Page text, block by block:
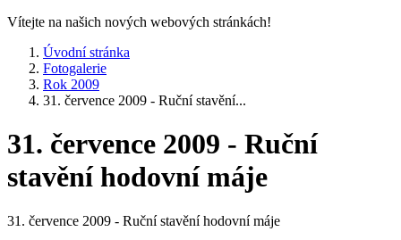
Vítejte na našich nových webových stránkách!
Úvodní stránka
Fotogalerie
Rok 2009
31. července 2009 - Ruční stavění...
31. července 2009 - Ruční
stavění hodovní máje
31. července 2009 - Ruční stavění hodovní máje